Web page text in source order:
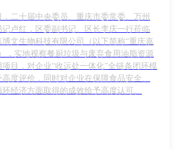
，二十届中央委员、重庆市委常委、万州
记卢红，区委副书记、区长李庆一行莅临
博文生物科技有限公司（以下简称“重庆嘉
，实地视察餐厨垃圾与废弃食用油脂资源
项目，对企业“收运处一体化”全链条闭环模
高度评价，同时对企业在保障食品安全、
经济方面取得的成效给予高度认可。